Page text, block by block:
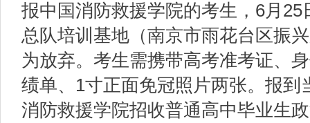
报中国消防救援学院的考生，6月
总队培训基地（南京市雨花台区振
为放弃。考生需携带高考准考证、
绩单、1寸正面免冠照片两张。报到
消防救援学院招收普通高中毕业生